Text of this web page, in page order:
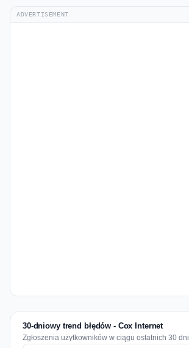
ADVERTISEMENT
30-dniowy trend błędów - Cox Internet
Zgłoszenia użytkowników w ciągu ostatnich 30 dni